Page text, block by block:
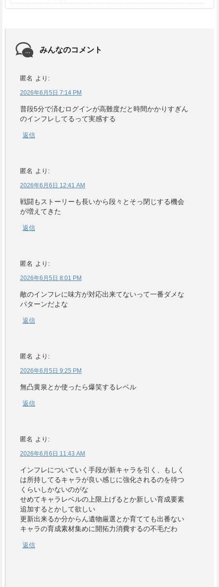
みんなのコメント
匿名 より:
2026年6月5日 7:14 PM
普段5分で済むログインが高難度だと時間かかりすぎん
のインフレしてるって実感する
返信
匿名 より:
2026年6月6日 12:41 AM
戦闘もストーリーも長いから段々とそっ閉じする機会
が増えてきた
返信
匿名 より:
2026年6月5日 8:01 PM
敵のインフレに味方が対応出来てないって一番ダメな
パターンだよな
返信
匿名 より:
2026年6月5日 9:25 PM
無凸黄泉とか使ったら爆笑するレベル
返信
匿名 より:
2026年6月6日 11:43 AM
インフレについていく手段が新キャラを引く、もしく
は所持してるキャラが良い感じに強化されるのを待つ
くらいしかないのがな
せめてキャラレベルの上限上げるとか新しい育成要素
追加するとかして欲しい
更新出来るか分からん遺物厳選とか育てても出番ない
キャラの育成素材集めに開拓力消費するの不毛だわ
返信